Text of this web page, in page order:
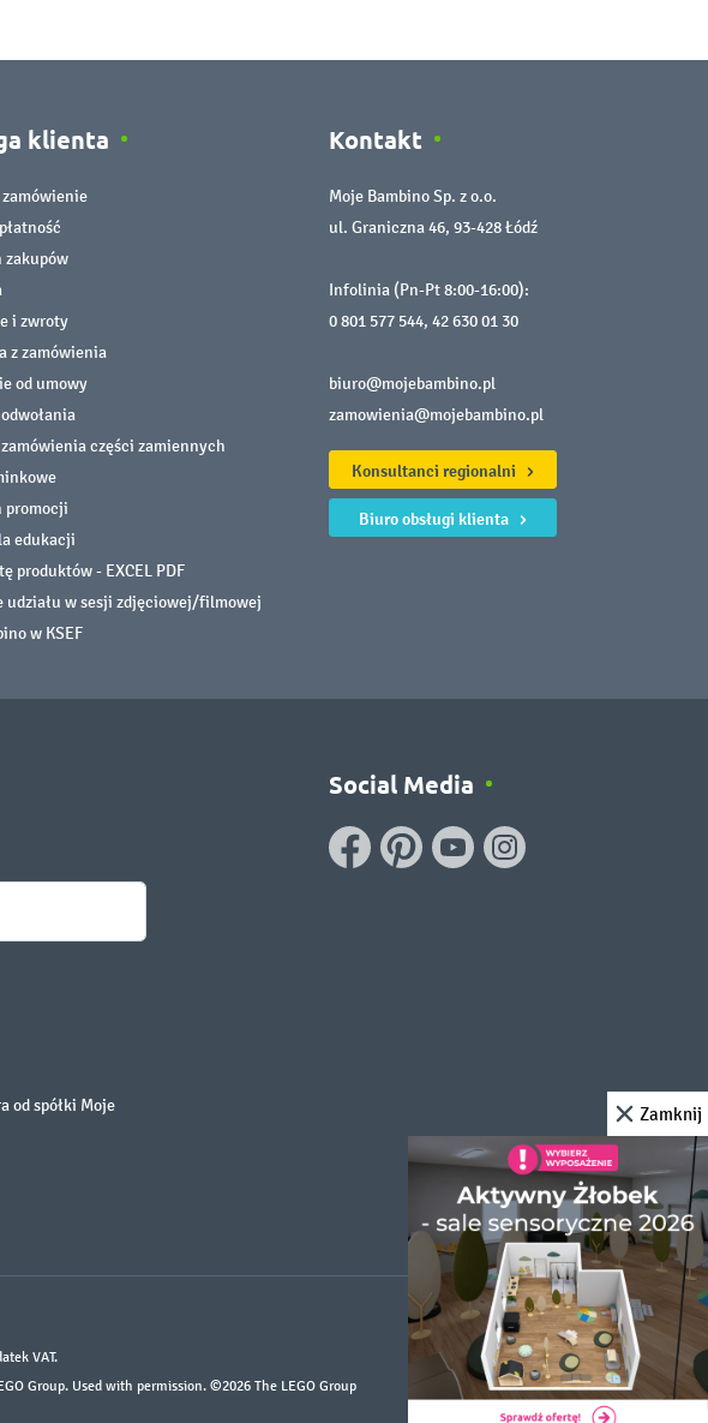
klienta
zamówienie
zakupów
i zwroty
z zamówienia
od umowy
części zamiennych
promocji
edukacji
produktów - EXCEL PDF
udziału w sesji zdjęciowej/filmowej
w KSEF
Kontakt
Moje Bambino Sp. z o.o.
ul. Graniczna 46, 93-428 Łódź
Infolinia (Pn-Pt 8:00-16:00):
0 801 577 544, 42 630 01 30
biuro@mojebambino.pl
zamowienia@mojebambino.pl
Konsultanci regionalni
Biuro obsługi klienta
od spółki Moje
Social Media
VAT.
Group. Used with permission. ©2026 The LEGO Group
Zamknij